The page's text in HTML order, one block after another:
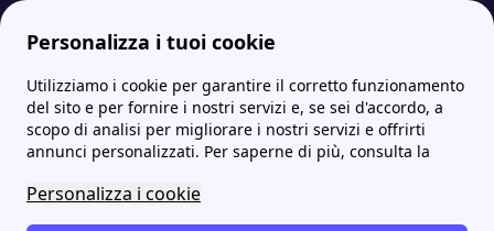
Personalizza i tuoi cookie
Utilizziamo i cookie per garantire il corretto funzionamento
del sito e per fornire i nostri servizi e, se sei d'accordo, a
scopo di analisi per migliorare i nostri servizi e offrirti
annunci personalizzati. Per saperne di più, consulta la
Personalizza i cookie
Internet Casa More Internet Hotspot Tethering: cosa sono e come funzionano WindTre attivare hotspot: costi e come funziona
WindTre attivare hotspot:
costi e come funziona